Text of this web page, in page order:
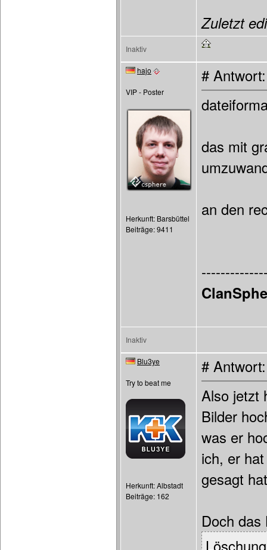
Zuletzt
Inaktiv
hajo
VIP - Poster
Herkunft: Barsbüttel
Beiträge: 9411
#
das mit
an den
Inaktiv
Blu3ye
Try to beat me
Herkunft: Albstadt
Beiträge: 162
#
Also jetzt
Bilder
was er
ich, er
gesagt
Doch